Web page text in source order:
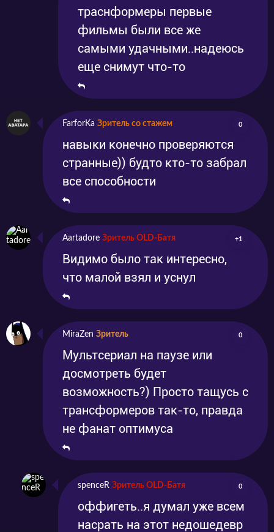
траснформеры первые
фильмы были все же
самыми удачными..надеюсь
еще снимут что-то
FarforKa Зритель со стажем 0
навыки конечно проверяются
странные)) будто кто-то забрал
все способности
Aartadore Зритель OLD-Батя +1
Видимо было так интересно,
что малой взял и уснул
MiraZen Зритель 0
Мультсериал на паузе или
досмотреть будет
возможность?) Просто тащусь с
трансформеров так-то, правда
не фанат оптимуса
spenceR Зритель OLD-Батя 0
оффигеть..я думал уже всем
насрать на этот недошедевр